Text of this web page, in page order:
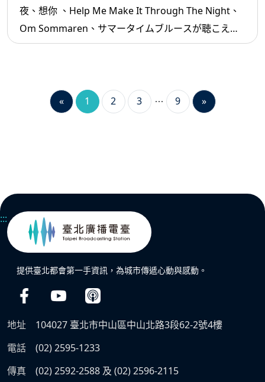
夜、想你 、Help Me Make It Through The Night、
Om Sommaren、サマータイムブルースが聴こえ
る、蛻變、往昔、我真的可以擁有、愛情路上...等。
« 1 2 3 9 »
:::
提供臺北都會第一手資訊，為城市傳遞心動與感動。
地址
104027 臺北市中山區中山北路3段62-2號4樓
電話
(02) 2595-1233
傳真
(02) 2592-2588 及 (02) 2596-2115